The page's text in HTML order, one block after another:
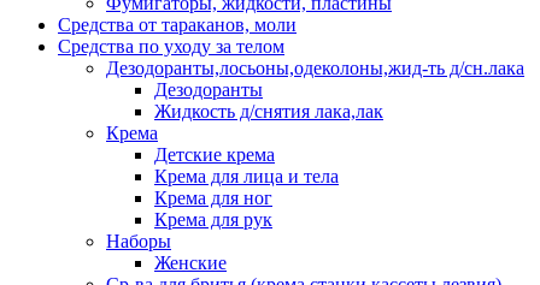
Средства от тараканов, моли
Средства по уходу за телом
Дезодоранты,лосьоны,одеколоны,жид-ть д/сн.лака
Дезодоранты
Жидкость д/снятия лака,лак
Крема
Детские крема
Крема для лица и тела
Крема для ног
Крема для рук
Наборы
Женские